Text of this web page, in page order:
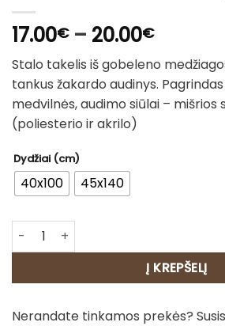
17.00€ – 20.00€Price
range:
17.00€
20.00€
Stalo takelis iš gobeleno
tankus žakardo audinys.
medvilnės, audimo siūlai – mišrios
(poliesterio ir akrilo)
Dydžiai (cm)
40x100 45x140
produkto kiekis: Stalo takelis -
Į KREPŠELĮ
Nerandate tinkamos prekės?